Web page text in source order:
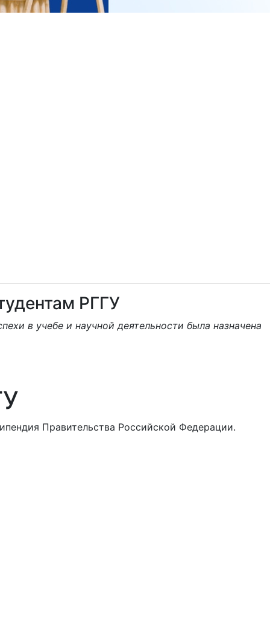
РГГУ
в учебе и научной деятельности была назначена
Правительства Российской Федерации.